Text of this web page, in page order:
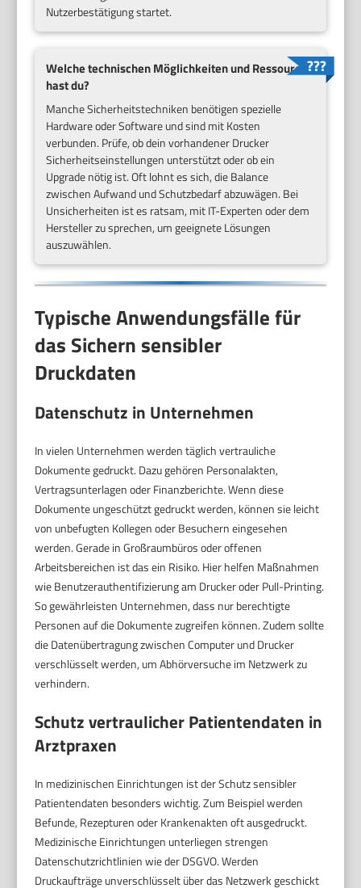
Nutzerbestätigung startet.
Welche technischen Möglichkeiten und Ressourcen
hast du?
Manche Sicherheitstechniken benötigen spezielle
Hardware oder Software und sind mit Kosten
verbunden. Prüfe, ob dein vorhandener Drucker
Sicherheitseinstellungen unterstützt oder ob ein
Upgrade nötig ist. Oft lohnt es sich, die Balance
zwischen Aufwand und Schutzbedarf abzuwägen. Bei
Unsicherheiten ist es ratsam, mit IT-Experten oder dem
Hersteller zu sprechen, um geeignete Lösungen
auszuwählen.
Typische Anwendungsfälle für
das Sichern sensibler
Druckdaten
Datenschutz in Unternehmen
In vielen Unternehmen werden täglich vertrauliche
Dokumente gedruckt. Dazu gehören Personalakten,
Vertragsunterlagen oder Finanzberichte. Wenn diese
Dokumente ungeschützt gedruckt werden, können sie leicht
von unbefugten Kollegen oder Besuchern eingesehen
werden. Gerade in Großraumbüros oder offenen
Arbeitsbereichen ist das ein Risiko. Hier helfen Maßnahmen
wie Benutzerauthentifizierung am Drucker oder Pull-Printing.
So gewährleisten Unternehmen, dass nur berechtigte
Personen auf die Dokumente zugreifen können. Zudem sollte
die Datenübertragung zwischen Computer und Drucker
verschlüsselt werden, um Abhörversuche im Netzwerk zu
verhindern.
Schutz vertraulicher Patientendaten in
Arztpraxen
In medizinischen Einrichtungen ist der Schutz sensibler
Patientendaten besonders wichtig. Zum Beispiel werden
Befunde, Rezepturen oder Krankenakten oft ausgedruckt.
Medizinische Einrichtungen unterliegen strengen
Datenschutzrichtlinien wie der DSGVO. Werden
Druckaufträge unverschlüsselt über das Netzwerk geschickt